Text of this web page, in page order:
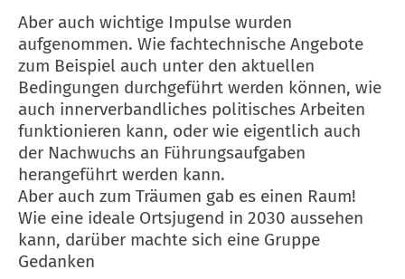
Aber auch wichtige Impulse wurden
aufgenommen. Wie fachtechnische Angebote
zum Beispiel auch unter den aktuellen
Bedingungen durchgeführt werden können, wie
auch innerverbandliches politisches Arbeiten
funktionieren kann, oder wie eigentlich auch
der Nachwuchs an Führungsaufgaben
herangeführt werden kann.
Aber auch zum Träumen gab es einen Raum!
Wie eine ideale Ortsjugend in 2030 aussehen
kann, darüber machte sich eine Gruppe
Gedanken